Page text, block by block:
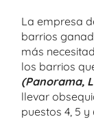
La empresa
barrios
más
los barrios
(Panorama,
llevar
puestos 4, 5 y